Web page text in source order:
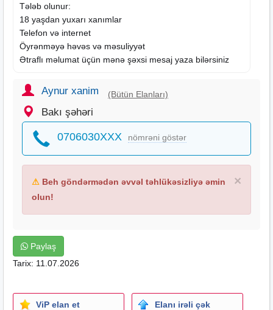
Tələb olunur:
18 yaşdan yuxarı xanımlar
Telefon və internet
Öyrənməyə həvəs və məsuliyyət
Ətraflı məlumat üçün mənə şəxsi mesaj yaza bilərsiniz
Aynur xanim (Bütün Elanları)
Bakı şəhəri
0706030XXX nömrəni göstər
×
⚠ Beh göndərmədən əvvəl təhlükəsizliyə əmin
olun!
Paylaş
Tarix: 11.07.2026
ViP elan et Elanı irəli çək